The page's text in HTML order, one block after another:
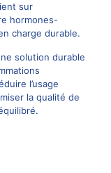
sur
hormones-
charge durable.
solution durable
l’usage
la qualité de